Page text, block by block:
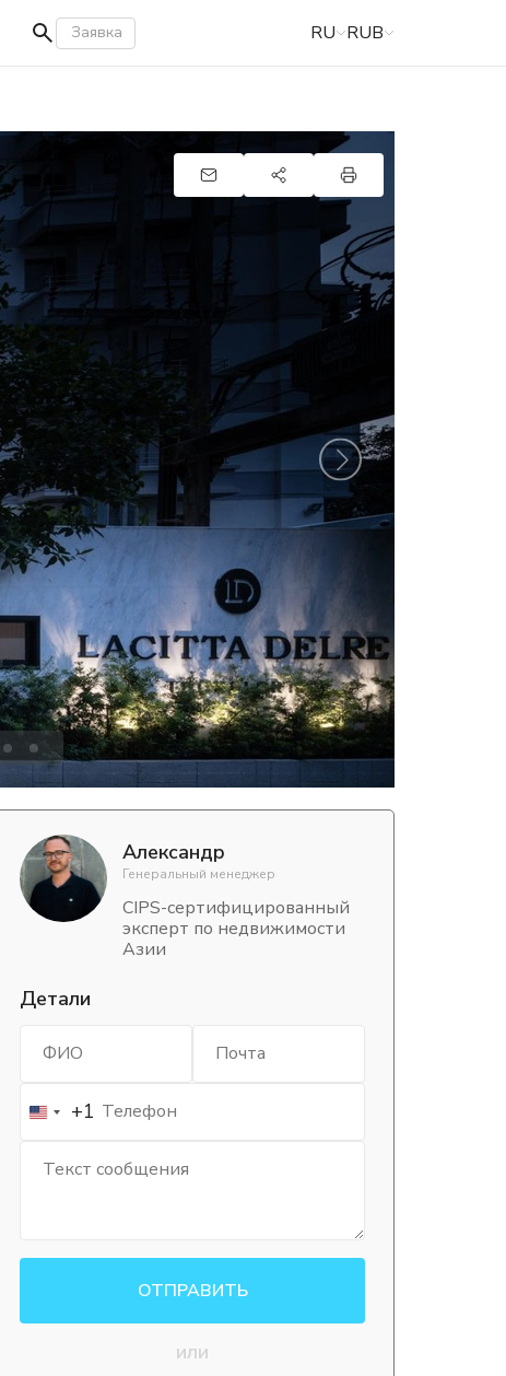
Заявка RU RUB
Александр
Генеральный менеджер
CIPS-сертифицированный
эксперт по недвижимости
Азии
Детали
+1
ОТПРАВИТЬ
или